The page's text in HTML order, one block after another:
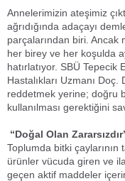
Annelerimizin ateşimiz
ağrıdığında adaçayı
parçalarından biri. Ancak
her birey ve her koşulda
hatırlatıyor. SBÜ Tepecik
Hastalıkları Uzmanı
reddetmek yerine; doğru
kullanılması gerektiğini
“Doğal Olan
Toplumda bitki
ürünler vücuda giren ve
geçen aktif maddeler